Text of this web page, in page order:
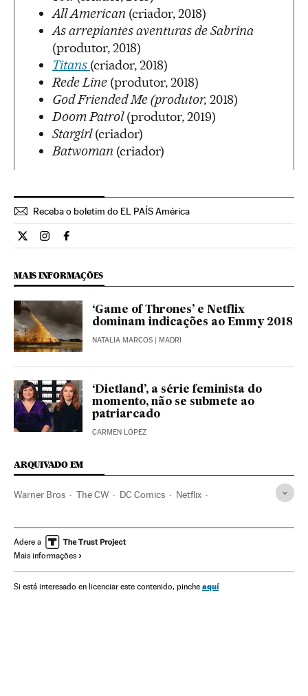
All American (criador, 2018)
As arrepiantes aventuras de Sabrina
(produtor, 2018)
Titans (criador, 2018)
Rede Line (produtor, 2018)
God Friended Me (produtor, 2018)
Doom Patrol(produtor, 2019)
Stargirl(criador)
Batwoman (criador)
Receba o boletim do EL PAÍS América
Cultura El País Brasil en Twitter
Cultura El País Brasil en Instagram
Cultura El País Brasil en Facebook
MAIS INFORMAÇÕES
‘Game of Thrones’ e Netflix
dominam indicações ao Emmy 2018
NATALIA MARCOS | MADRI
‘Dietland’, a série feminista do
momento, não se submete ao
patriarcado
CARMEN LÓPEZ
ARQUIVADO EM
Warner Bros The CW DC Comics Netflix
Super-heróis Histórias em quadrinhos
Personagens ficção
Televisão Programação Cultura Meios comunicação
Adere a
Mais informações
Si está interesado en licenciar este contenido, pinche aquí